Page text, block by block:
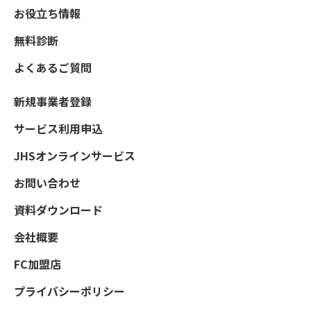
お役立ち情報
無料診断
よくあるご質問
新規事業者登録
サービス利用申込
JHSオンラインサービス
お問い合わせ
資料ダウンロード
会社概要
FC加盟店
プライバシーポリシー